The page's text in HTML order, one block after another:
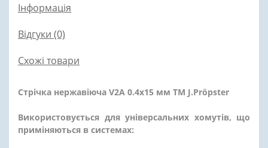
Інформація
Відгуки (0)
Схожі товари
Стрічка нержавіюча V2A 0.4х15 мм ТМ J.Pröpster
Використовується для універсальних хомутів, що
приміняються в системах: